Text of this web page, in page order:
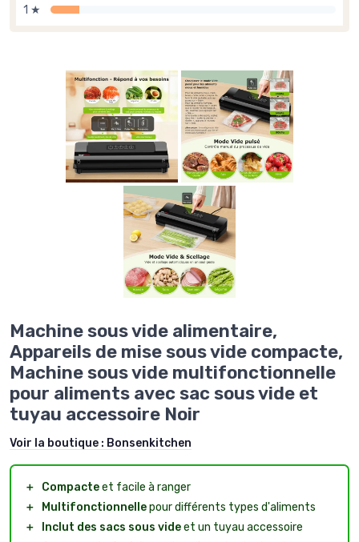
1 ★
Machine sous vide alimentaire,
Appareils de mise sous vide compacte,
Machine sous vide multifonctionnelle
pour aliments avec sac sous vide et
tuyau accessoire Noir
Voir la boutique : Bonsenkitchen
＋ Compacteet facile à ranger
＋
Multifonctionnellepour différents types d'aliments
＋
Inclut des sacs sous videet un tuyau accessoire